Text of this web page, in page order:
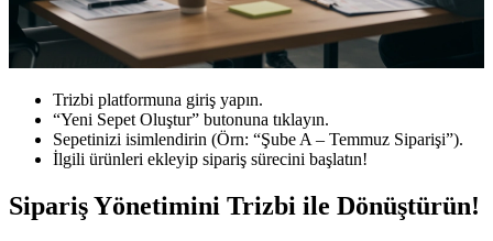
Trizbi platformuna giriş yapın.
“Yeni Sepet Oluştur” butonuna tıklayın.
Sepetinizi isimlendirin (Örn: “Şube A – Temmuz Siparişi”).
İlgili ürünleri ekleyip sipariş sürecini başlatın!
Sipariş Yönetimini Trizbi ile Dönüştürün!